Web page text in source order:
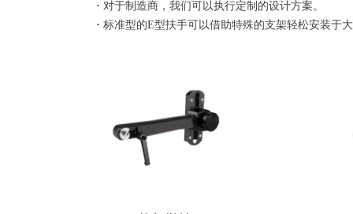
· 对于制造商，我们可以执行定制的设计方案。
· 标准型的E型扶手可以借助特殊的支架轻松安装于